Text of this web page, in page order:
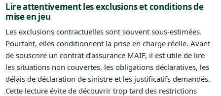
Lire attentivement les exclusions et conditions de
mise en jeu
Les exclusions contractuelles sont souvent sous-estimées.
Pourtant, elles conditionnent la prise en charge réelle. Avant
de souscrire un contrat d’assurance MAIF, il est utile de lire
les situations non couvertes, les obligations déclaratives, les
délais de déclaration de sinistre et les justificatifs demandés.
Cette lecture évite de découvrir trop tard des restrictions